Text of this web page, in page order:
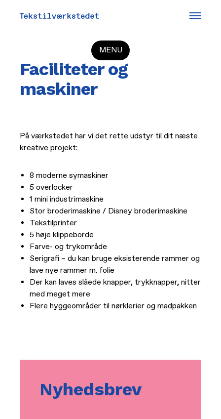
MENU
Godt at vide
Bliv frivillig
Mentalt pusterum
Faciliteter og
maskiner
På værkstedet har vi det rette udstyr til dit næste
kreative projekt:
8 moderne symaskiner
5 overlocker
1 mini industrimaskine
Stor broderimaskine / Disney broderimaskine
Tekstilprinter
5 høje klippeborde
Farve- og trykområde
Serigrafi – du kan bruge eksisterende rammer og
lave nye rammer m. folie
Der kan laves slåede knapper, trykknapper, nitter
med meget mere
Flere hyggeområder til nørklerier og madpakken
Nyhedsbrev